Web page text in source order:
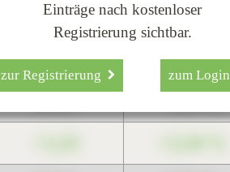
Einträge nach kostenloser
Registrierung sichtbar.
zur Registrierung zum Login
89,01 7,89 %
+1,23 +2,34 %